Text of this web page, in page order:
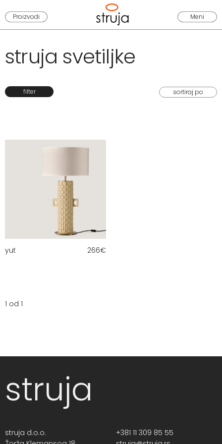
Proizvodi Meni
struja svetiljke
filter
yut 266€
1 od 1
struja
struja d.o.o.
+381 11 309 85 55